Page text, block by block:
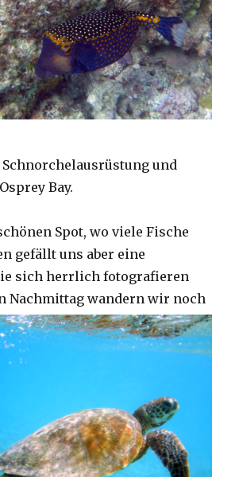
und
Bay.
Spot, wo viele Fische
gefällt uns aber eine
sich herrlich fotografieren
Nachmittag wandern wir noch